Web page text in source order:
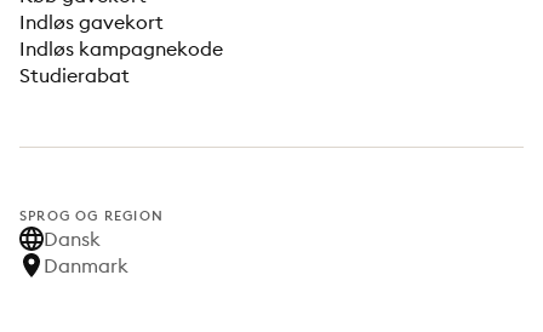
Indløs gavekort
Indløs kampagnekode
Studierabat
SPROG OG REGION
Dansk
Danmark